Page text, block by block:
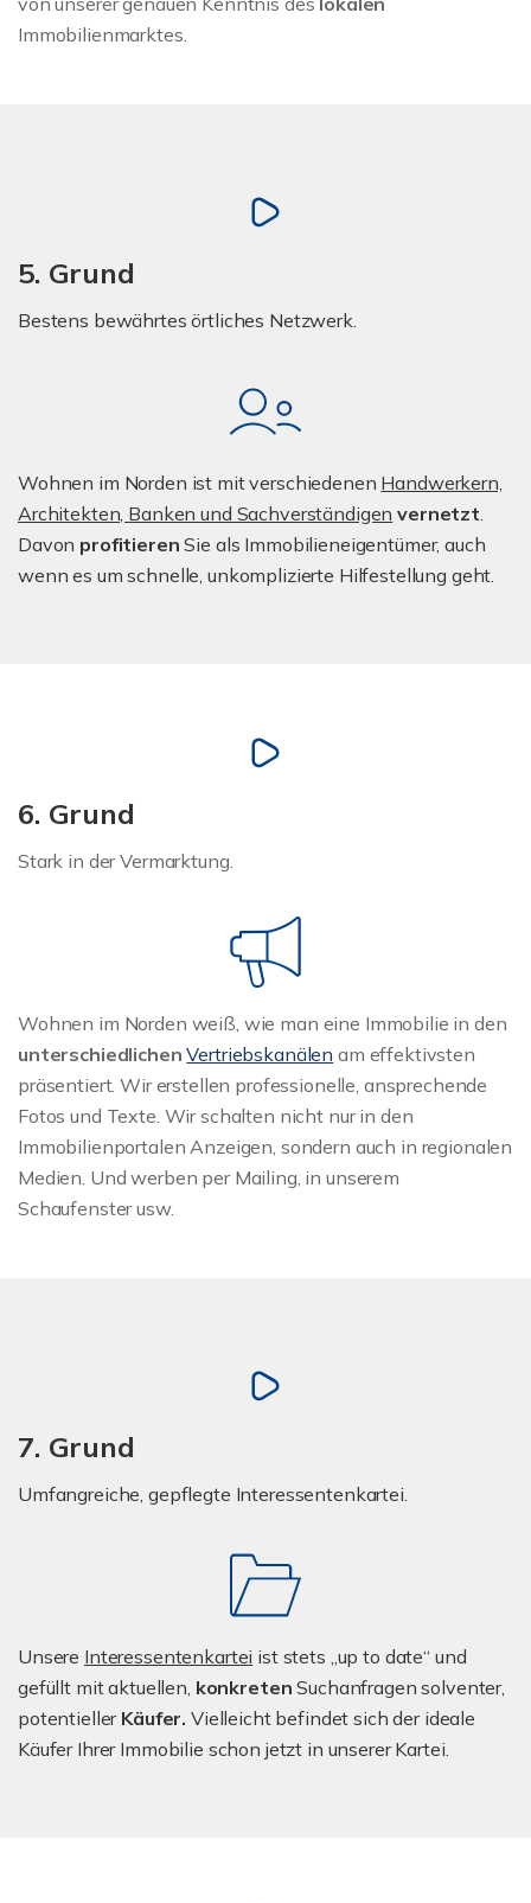
Immobilienmarktes.
5. Grund
Bestens bewährtes örtliches Netzwerk.
Wohnen im Norden ist mit verschiedenen Handwerkern,
Architekten, Banken und Sachverständigen vernetzt.
Davon profitierenSie als Immobilieneigentümer, auch
wenn es um schnelle, unkomplizierte Hilfestellung geht.
6. Grund
Stark in der Vermarktung.
Wohnen im Norden weiß, wie man eine Immobilie in den
unterschiedlichenVertriebskanälen am effektivsten
präsentiert. Wir erstellen professionelle, ansprechende
Fotos und Texte. Wir schalten nicht nur in den
Immobilienportalen Anzeigen, sondern auch in regionalen
Medien. Und werben per Mailing, in unserem
Schaufenster usw.
7. Grund
Umfangreiche, gepflegte Interessentenkartei.
Unsere Interessentenkartei ist stets „up to date“ und
gefüllt mit aktuellen, konkretenSuchanfragen solventer,
potentieller Käufer. Vielleicht befindet sich der ideale
Käufer Ihrer Immobilie schon jetzt in unserer Kartei.